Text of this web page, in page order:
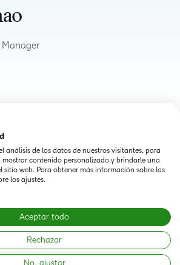
análisis de los datos de nuestros visitantes, para
mostrar contenido personalizado y brindarle una
sitio web. Para obtener más información sobre las
los ajustes.
Aceptar todo
Rechazar
No, ajustar